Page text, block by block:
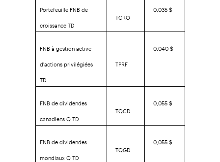
Portefeuille FNB de
croissance TD
TGRO
0,035 $
FNB à gestion active
d'actions privilégiées
TD
TPRF
0,040 $
FNB de dividendes
canadiens Q TD
TQCD
0,055 $
FNB de dividendes
mondiaux Q TD
TQGD
0,055 $